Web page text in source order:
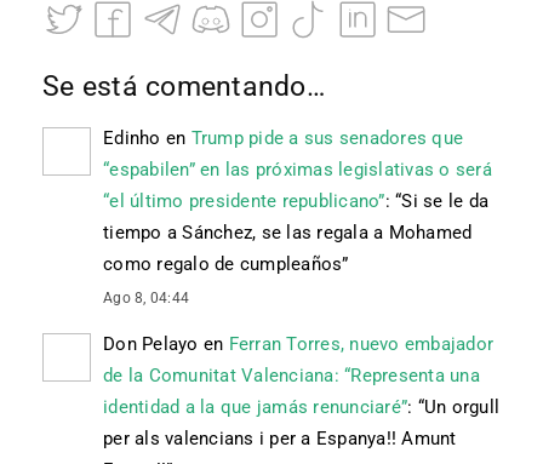
Se está comentando…
Edinho en Trump pide a sus senadores que
“espabilen” en las próximas legislativas o será
“el último presidente republicano”: “Si se le da
tiempo a Sánchez, se las regala a Mohamed
como regalo de cumpleaños”
Ago 8, 04:44
Don Pelayo en Ferran Torres, nuevo embajador
de la Comunitat Valenciana: “Representa una
identidad a la que jamás renunciaré”: “Un orgull
per als valencians i per a Espanya!! Amunt